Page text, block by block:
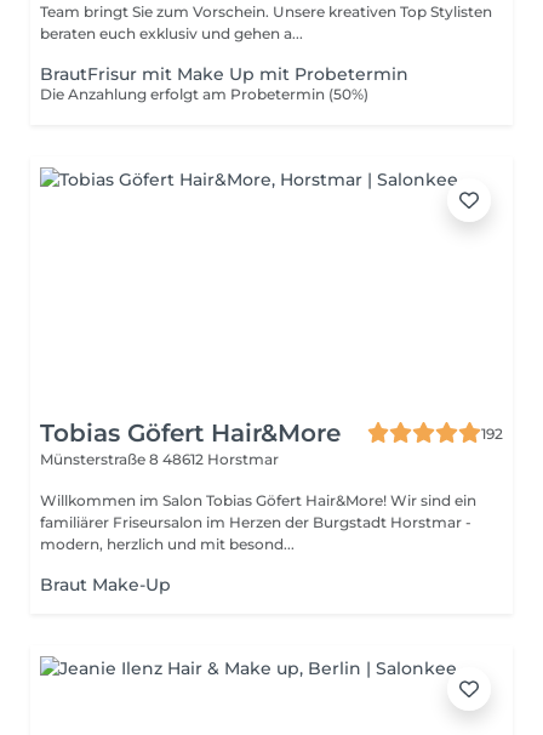
Team bringt Sie zum Vorschein. Unsere kreativen Top Stylisten
beraten euch exklusiv und gehen a...
BrautFrisur mit Make Up mit Probetermin
Die Anzahlung erfolgt am Probetermin (50%)
Tobias Göfert Hair&More
192
Münsterstraße 8 48612 Horstmar
Willkommen im Salon Tobias Göfert Hair&More! Wir sind ein
familiärer Friseursalon im Herzen der Burgstadt Horstmar -
modern, herzlich und mit besond...
Braut Make-Up